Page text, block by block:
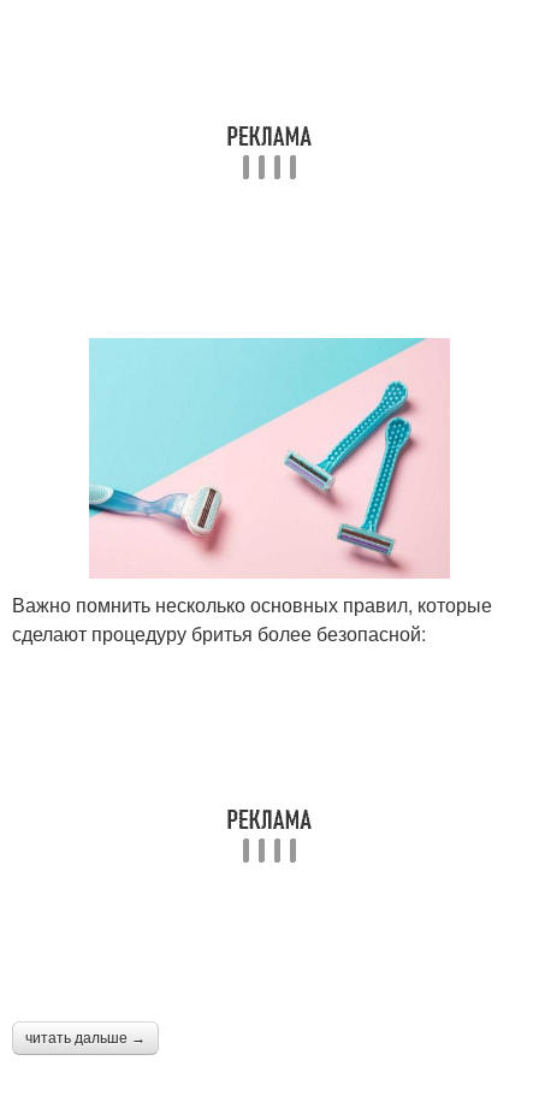
Важно помнить несколько основных правил, которые
сделают процедуру бритья более безопасной:
читать дальше →